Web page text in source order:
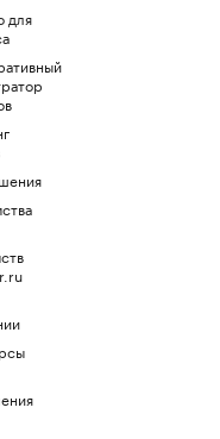
для